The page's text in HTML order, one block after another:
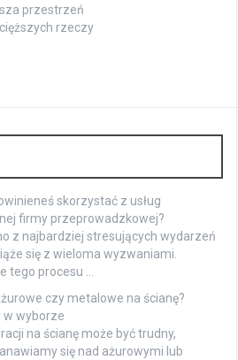
przestrzeń
rzeczy
skorzystać z usług
firmy przeprowadzkowej?
z najbardziej stresujących wydarzeń
się z wieloma wyzwaniami.
tego procesu …
czy metalowe na ścianę?
w wyborze
na ścianę może być trudny,
się nad ażurowymi lub